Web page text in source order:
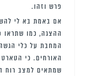
פרש וזהו.
אם באמת בא לי
ההצגה, כמו
המחבת על כלי
האורחים. כי
שמתאים למצב רוח